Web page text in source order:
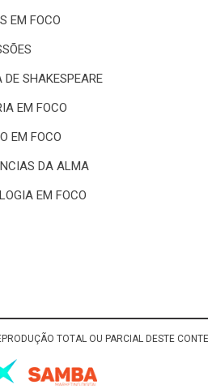
EM FOCO
DE SHAKESPEARE
EM FOCO
EM FOCO
DA ALMA
EM FOCO
TOTAL OU PARCIAL DESTE